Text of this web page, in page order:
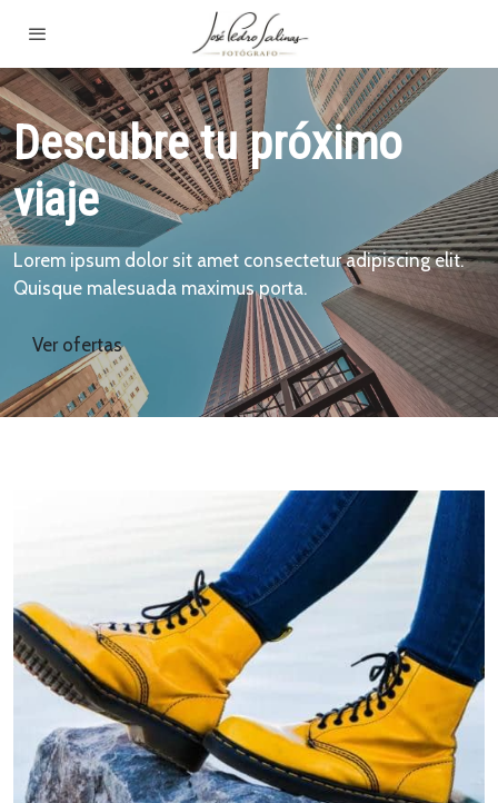
Descubre tu próximo
viaje
Lorem ipsum dolor sit amet consectetur adipiscing elit.
Quisque malesuada maximus porta.
Ver ofertas